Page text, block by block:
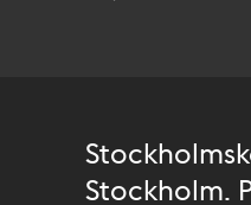
Stockholm.